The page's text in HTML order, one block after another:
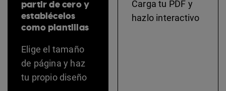
partir de cero y
establécelos
como plantillas
Elige el tamaño
de página y haz
tu propio diseño
Carga tu PDF y
hazlo interactivo